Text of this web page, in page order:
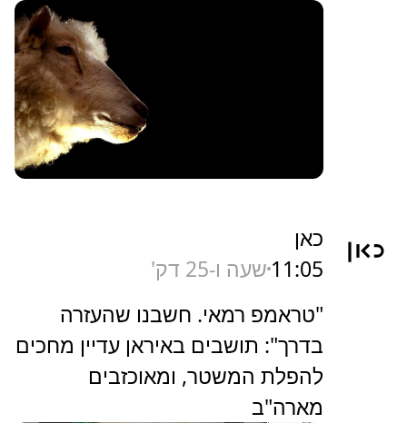
כאן
11:05 שעה ו-25 דק'
"טראמפ רמאי. חשבנו שהעזרה
בדרך": תושבים באיראן עדיין מחכים
להפלת המשטר, ומאוכזבים
מארה"ב